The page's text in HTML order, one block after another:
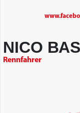
NICO
Rennfahrer